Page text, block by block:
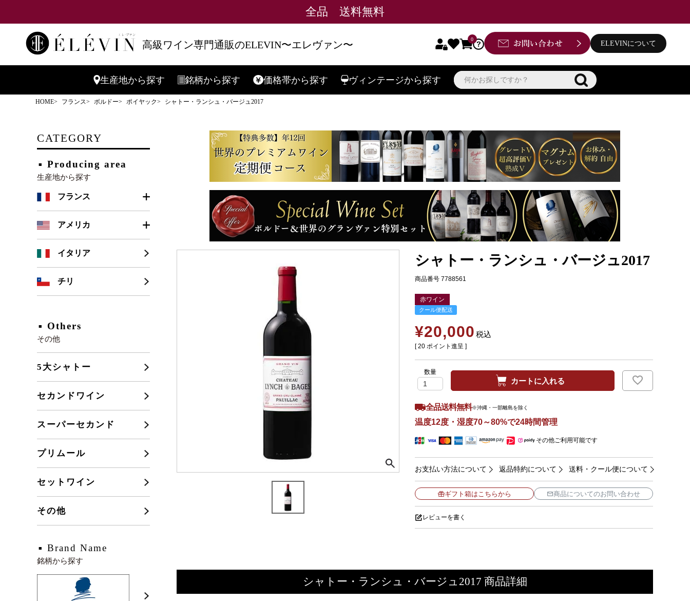
全品 送料無料
高級ワイン専門通販のELEVIN〜エレヴァン〜 0
ELEVINについて
生産地から探す 銘柄から探す 価格帯から探す ヴィンテージから探す
検索
HOME フランス ボルドー ポイヤック シャトー・ランシュ・バージュ2017
CATEGORY
Producing area
生産地から探す
フランス
ボルドー
シャンパーニュ
ブルゴーニュ
アメリカ
カリフォルニア
イタリア
チリ
Others
その他
5大シャトー
セカンドワイン
スーパーセカンド
プリムール
セットワイン
その他
Brand Name
銘柄から探す
シャトー・ランシュ・バージュ2017
商品番号 7788561
赤ワイン
クール便配送
¥20,000 税込
[ 20 ポイント進呈 ]
カートに入れる
全品送料無料※沖縄・一部離島を除く
温度12度・湿度70～80%で24時間管理
その他ご利用可能です
お支払い方法について 返品特約について 送料・クール便について
ギフト箱はこちらから 商品についてのお問い合わせ
レビューを書く
シャトー・ランシュ・バージュ2017 商品詳細